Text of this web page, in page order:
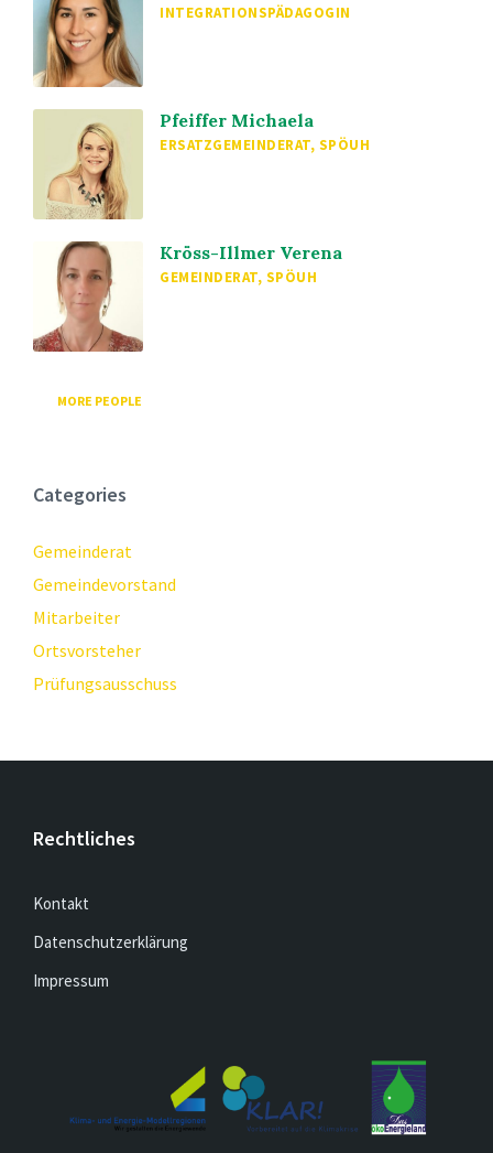
INTEGRATIONSPÄDAGOGIN
Pfeiffer Michaela
ERSATZGEMEINDERAT, SPÖUH
Kröss-Illmer Verena
GEMEINDERAT, SPÖUH
MORE PEOPLE
Categories
Gemeinderat
Gemeindevorstand
Mitarbeiter
Ortsvorsteher
Prüfungsausschuss
Rechtliches
Kontakt
Datenschutzerklärung
Impressum